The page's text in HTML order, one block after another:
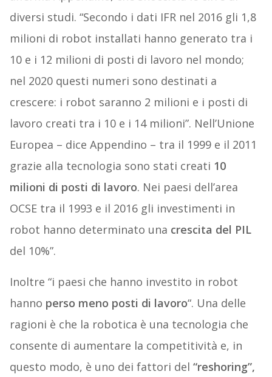
diversi studi. “Secondo i dati IFR nel 2016 gli 1,8
milioni di robot installati hanno generato tra i
10 e i 12 milioni di posti di lavoro nel mondo;
nel 2020 questi numeri sono destinati a
crescere: i robot saranno 2 milioni e i posti di
lavoro creati tra i 10 e i 14 milioni”. Nell’Unione
Europea – dice Appendino – tra il 1999 e il 2011
grazie alla tecnologia sono stati creati 10
milioni di posti di lavoro. Nei paesi dell’area
OCSE tra il 1993 e il 2016 gli investimenti in
robot hanno determinato una crescita del PIL
del 10%”.
Inoltre “i paesi che hanno investito in robot
hanno perso meno posti di lavoro“. Una delle
ragioni è che la robotica è una tecnologia che
consente di aumentare la competitività e, in
questo modo, è uno dei fattori del “reshoring”,